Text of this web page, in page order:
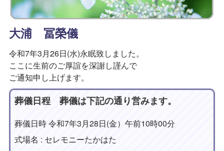
大浦 冨榮儀
令和7年3月26日(水)永眠致しました。
ここに生前のご厚誼を深謝し謹んで
ご通知申し上げます。
葬儀日程 葬儀は下記の通り営みます。
葬儀日時 令和7年3月28日(金）午前10時00分
式場名 : セレモニーたかはた